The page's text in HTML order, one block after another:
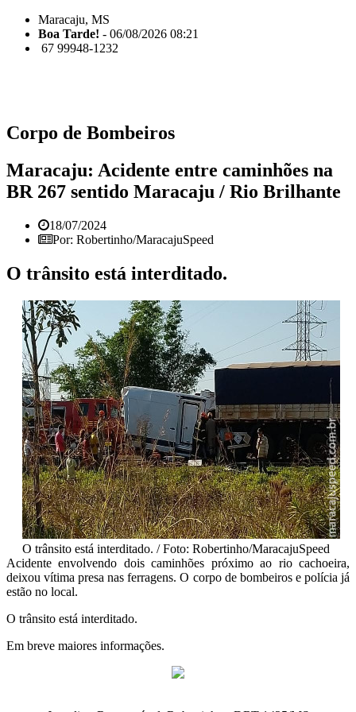
Maracaju, MS
Boa Tarde! - 06/08/2026 08:21
67 99948-1232
Corpo de Bombeiros
Maracaju: Acidente entre caminhões na
BR 267 sentido Maracaju / Rio Brilhante
18/07/2024
Por: Robertinho/MaracajuSpeed
O trânsito está interditado.
O trânsito está interditado. / Foto: Robertinho/MaracajuSpeed
Acidente envolvendo dois caminhões próximo ao rio cachoeira,
deixou vítima presa nas ferragens. O corpo de bombeiros e polícia já
estão no local.
O trânsito está interditado.
Em breve maiores informações.